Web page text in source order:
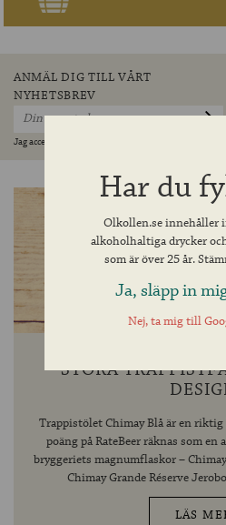
ANMÄL DIG TILL VÅRT
NYHETSBREV
Jag accepterar villkoren »
STORA
Trappistölet Chimay Blå är en
poäng på RateBeer räknas som
bryggeriets magnumflaskor –
Chimay Grande Réserve
LÄS
Har du
Olkollen.se innehåller
alkoholhaltiga drycker
som är över 25 år.
Ja, släpp in
Nej, ta mig till